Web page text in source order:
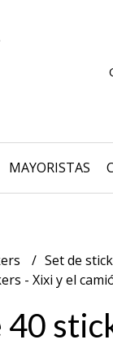
MAYORISTAS
Set de
- Xixi y el
40